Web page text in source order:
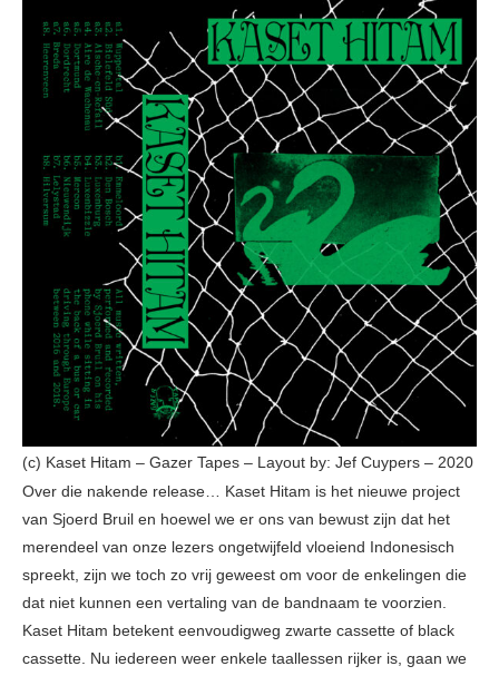
(c) Kaset Hitam – Gazer Tapes – Layout by: Jef Cuypers – 2020
Over die nakende release… Kaset Hitam is het nieuwe project
van Sjoerd Bruil en hoewel we er ons van bewust zijn dat het
merendeel van onze lezers ongetwijfeld vloeiend Indonesisch
spreekt, zijn we toch zo vrij geweest om voor de enkelingen die
dat niet kunnen een vertaling van de bandnaam te voorzien.
Kaset Hitam betekent eenvoudigweg zwarte cassette of black
cassette. Nu iedereen weer enkele taallessen rijker is, gaan we